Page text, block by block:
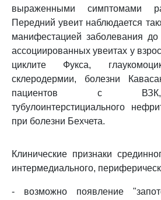
выраженными симптомами
Передний увеит наблюдается
манифестацией заболевания
ассоциированных увеитах у
циклите Фукса,
склеродермии, болезни
пациентов с ВЗК,
тубулоинтерстициального
при болезни Бехчета.
Клинические признаки
интермедиального,
- возможно появление